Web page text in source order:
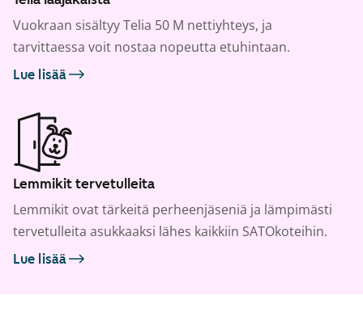
Vuokraan sisältyy Telia 50 M nettiyhteys, ja
tarvittaessa voit nostaa nopeutta etuhintaan.
Lue lisää
Lemmikit tervetulleita
Lemmikit ovat tärkeitä perheenjäseniä ja lämpimästi
tervetulleita asukkaaksi lähes kaikkiin SATOkoteihin.
Lue lisää